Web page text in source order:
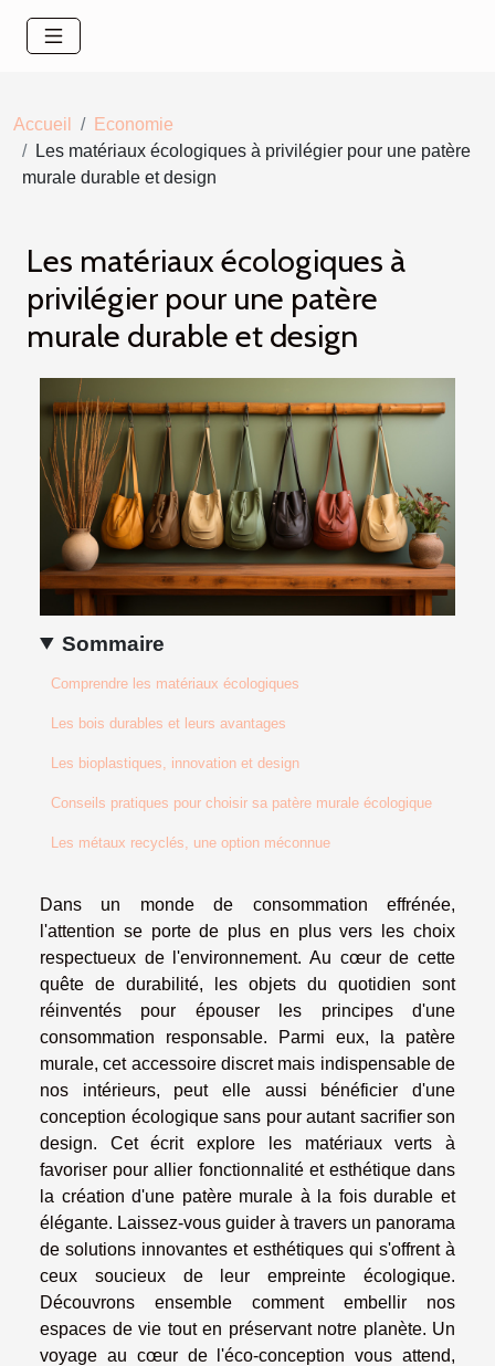
Accueil
Economie
Les matériaux écologiques à privilégier pour une patère
murale durable et design
Les matériaux écologiques à
privilégier pour une patère
murale durable et design
Sommaire
Comprendre les matériaux écologiques
Les bois durables et leurs avantages
Les bioplastiques, innovation et design
Conseils pratiques pour choisir sa patère murale écologique
Les métaux recyclés, une option méconnue
Dans un monde de consommation effrénée,
l'attention se porte de plus en plus vers les choix
respectueux de l'environnement. Au cœur de cette
quête de durabilité, les objets du quotidien sont
réinventés pour épouser les principes d'une
consommation responsable. Parmi eux, la patère
murale, cet accessoire discret mais indispensable de
nos intérieurs, peut elle aussi bénéficier d'une
conception écologique sans pour autant sacrifier son
design. Cet écrit explore les matériaux verts à
favoriser pour allier fonctionnalité et esthétique dans
la création d'une patère murale à la fois durable et
élégante. Laissez-vous guider à travers un panorama
de solutions innovantes et esthétiques qui s'offrent à
ceux soucieux de leur empreinte écologique.
Découvrons ensemble comment embellir nos
espaces de vie tout en préservant notre planète. Un
voyage au cœur de l'éco-conception vous attend,